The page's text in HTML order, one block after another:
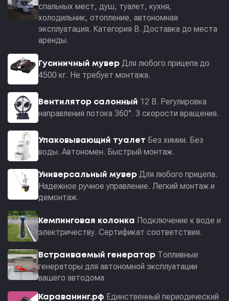
спальных мест, душ, туалет, кухня,
холодильник, отопление, автономная
эксплуатация. Категория В. Доставка до места
аренды.
Гусиничный мувер Для любого прицепа до
4500 кг. Не требует монтажа.
Вентилятор салонный 12 В. Регулировка
направления потока 360°. 3 скорости вращения.
Упаковывающий туалет Без химии. Без
воды. Автономен. Быстрый монтаж.
Универсальный мувер Для любого прицепа.
Надежное ручное управление. Легкий монтаж и
демонтаж.
Кемпинговая колонка Подключение к воде и
электричеству. Сертификат соответствия.
Встраиваемый генератор Топливные
генераторы для автономной эксплуатации
вашего автодома
Караванинг.рф Единственный периодический